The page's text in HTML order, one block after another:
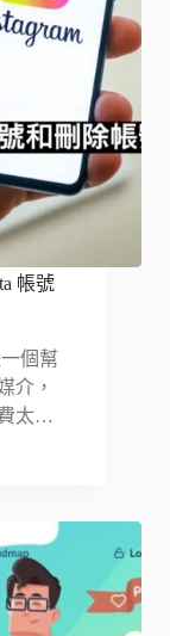
帳號
個幫
介，
太…